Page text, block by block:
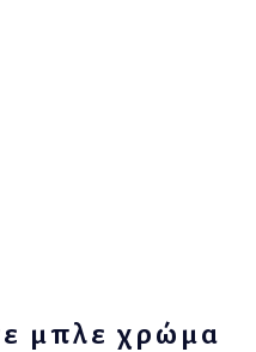
μπλε χρώμα